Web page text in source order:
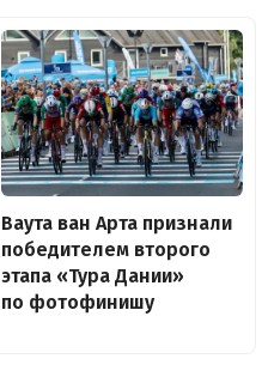
Ваута ван Арта признали
победителем второго
этапа «Тура Дании»
по фотофинишу